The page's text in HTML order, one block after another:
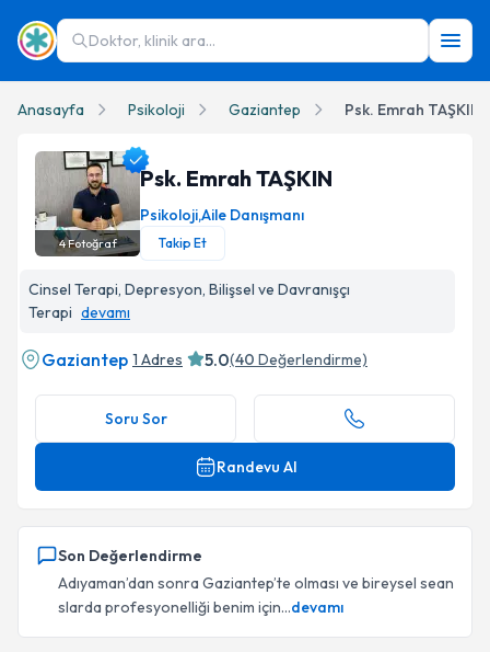
Doktor, klinik ara...
Anasayfa Psikoloji Gaziantep Psk. Emrah TAŞKIN
4Fotoğraf
Psk. Emrah TAŞKIN
Psikoloji,Aile Danışmanı
Takip Et
Cinsel Terapi, Depresyon, Bilişsel ve Davranışçı
Terapi devamı
Gaziantep 1 Adres 5.0(40 Değerlendirme)
Soru Sor
Randevu Al
Son Değerlendirme
Adıyaman’dan sonra Gaziantep’te olması ve bireysel sean
slarda profesyonelliği benim için...devamı